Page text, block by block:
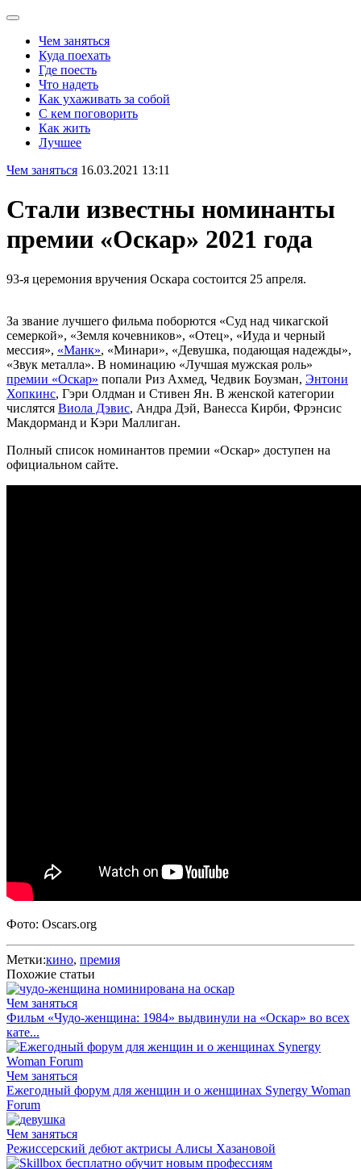
Чем заняться
Куда поехать
Где поесть
Что надеть
Как ухаживать за собой
С кем поговорить
Как жить
Лучшее
Чем заняться 16.03.2021 13:11
Стали известны номинанты
премии «Оскар» 2021 года
93-я церемония вручения Оскара состоится 25 апреля.
За звание лучшего фильма поборются «Суд над чикагской
семеркой», «Земля кочевников», «Отец», «Иуда и черный
мессия», «Манк», «Минари», «Девушка, подающая надежды»,
«Звук металла». В номинацию «Лучшая мужская роль»
премии «Оскар» попали Риз Ахмед, Чедвик Боузман, Энтони
Хопкинс, Гэри Олдман и Стивен Ян. В женской категории
числятся Виола Дэвис, Андра Дэй, Ванесса Кирби, Фрэнсис
Макдорманд и Кэри Маллиган.
Полный список номинантов премии «Оскар» доступен на
официальном сайте.
Фото: Oscars.org
Метки:кино, премия
Похожие статьи
Чем заняться
Фильм «Чудо-женщина: 1984» выдвинули на «Оскар» во всех
кате...
Чем заняться
Ежегодный форум для женщин и о женщинах Synergy Woman
Forum
Чем заняться
Режиссерский дебют актрисы Алисы Хазановой